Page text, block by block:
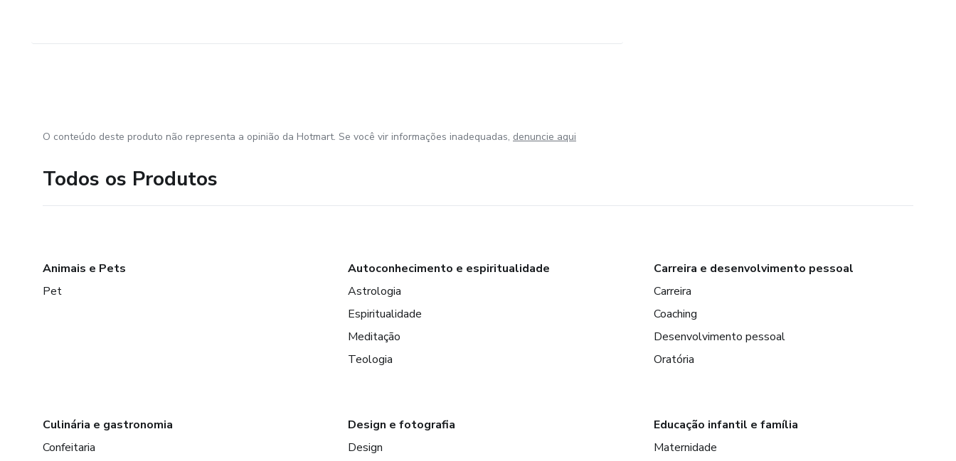
O conteúdo deste produto não representa a opinião da Hotmart. Se você vir informações inadequadas, denuncie aqui
Todos os Produtos
Animais e Pets
Pet
Autoconhecimento e espiritualidade
Astrologia
Espiritualidade
Meditação
Teologia
Carreira e desenvolvimento pessoal
Carreira
Coaching
Desenvolvimento pessoal
Oratória
Culinária e gastronomia
Confeitaria
Design e fotografia
Design
Educação infantil e família
Maternidade